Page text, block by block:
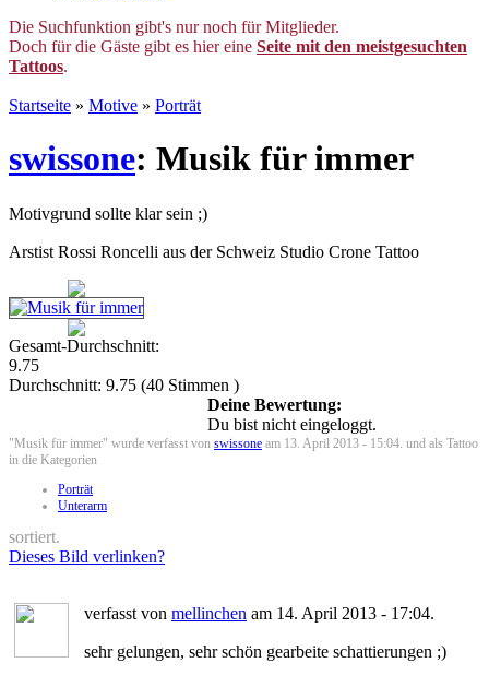
Die Suchfunktion gibt's nur noch für Mitglieder.
Doch für die Gäste gibt es hier eine Seite mit den meistgesuchten
Tattoos.
Startseite » Motive » Porträt
swissone: Musik für immer
Motivgrund sollte klar sein ;)
Arstist Rossi Roncelli aus der Schweiz Studio Crone Tattoo
Gesamt-Durchschnitt:
9.75
Durchschnitt: 9.75 (40 Stimmen )
Deine Bewertung:
Du bist nicht eingeloggt.
"Musik für immer" wurde verfasst von swissone am 13. April 2013 - 15:04. und als Tattoo
in die Kategorien
Porträt
Unterarm
sortiert.
Dieses Bild verlinken?
verfasst von mellinchen am 14. April 2013 - 17:04.
sehr gelungen, sehr schön gearbeite schattierungen ;)